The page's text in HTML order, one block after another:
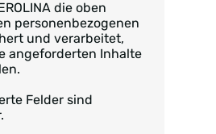
die oben
personenbezogenen
und verarbeitet,
angeforderten Inhalte
Felder sind